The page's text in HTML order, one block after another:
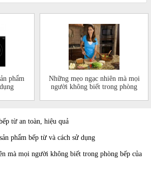
phẩm
Những mẹo ngạc nhiên mà mọi
người không biết trong phòng
từ an toàn, hiệu quả
phẩm bếp từ và cách sử dụng
mà mọi người không biết trong phòng bếp của